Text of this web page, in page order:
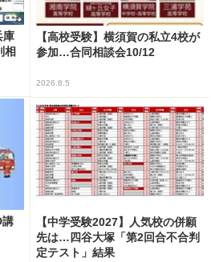
庫
相
【高校受験】横須賀の私立4校が
参加…合同相談会10/12
2026.8.5
講
【中学受験2027】人気校の併願
先は…四谷大塚「第2回合不合判
定テスト」結果